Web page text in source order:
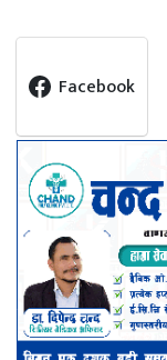
Facebook